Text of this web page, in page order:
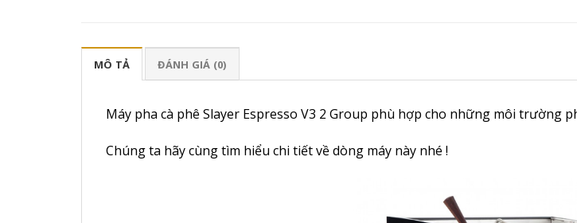
MÔ TẢ ĐÁNH GIÁ (0)
Máy pha cà phê Slayer Espresso V3 2 Group phù hợp cho những môi trường
Chúng ta hãy cùng tìm hiểu chi tiết về dòng máy này nhé !